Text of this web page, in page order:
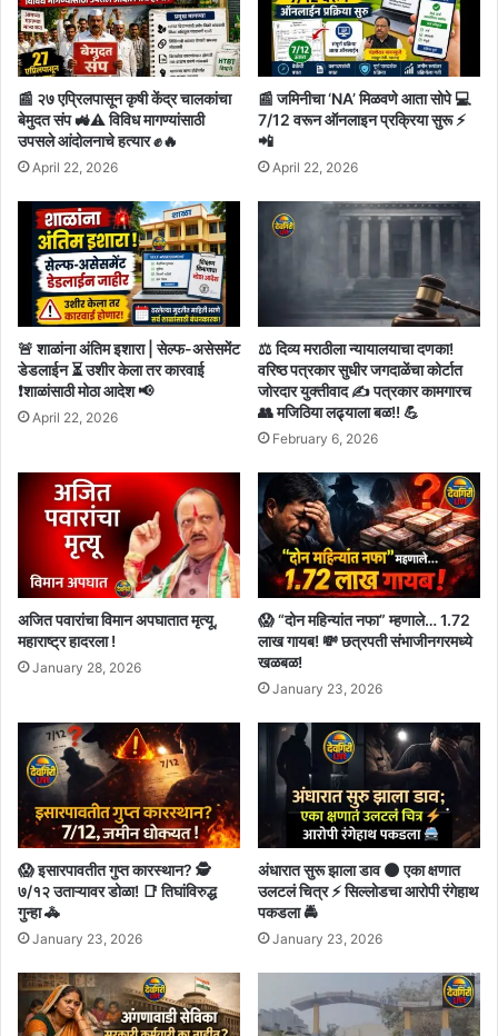
📰 २७ एप्रिलपासून कृषी केंद्र चालकांचा
बेमुदत संप 🚜⚠️ विविध मागण्यांसाठी
उपसले आंदोलनाचे हत्यार ✊🔥
April 22, 2026
📰 जमिनीचा ‘NA’ मिळवणे आता सोपे 💻
7/12 वरून ऑनलाइन प्रक्रिया सुरू ⚡
📲
April 22, 2026
🚨 शाळांना अंतिम इशारा | सेल्फ-असेसमेंट
डेडलाईन ⏳ उशीर केला तर कारवाई
❗शाळांसाठी मोठा आदेश 📢
April 22, 2026
⚖️ दिव्य मराठीला न्यायालयाचा दणका!
वरिष्ठ पत्रकार सुधीर जगदाळेंचा कोर्टात
जोरदार युक्तीवाद ✍️ पत्रकार कामगारच
👥 मजिठिया लढ्याला बळ!! 💪
February 6, 2026
अजित पवारांचा विमान अपघातात मृत्यू,
महाराष्ट्र हादरला !
January 28, 2026
😱 “दोन महिन्यांत नफा” म्हणाले… 1.72
लाख गायब! 💸 छत्रपती संभाजीनगरमध्ये
खळबळ!
January 23, 2026
😱 इसारपावतीत गुप्त कारस्थान? 🕵️
७/१२ उताऱ्यावर डोळा! 📑 तिघांविरुद्ध
गुन्हा 🚓
January 23, 2026
अंधारात सुरू झाला डाव 🌑 एका क्षणात
उलटलं चित्र ⚡ सिल्लोडचा आरोपी रंगेहाथ
पकडला 🚔
January 23, 2026